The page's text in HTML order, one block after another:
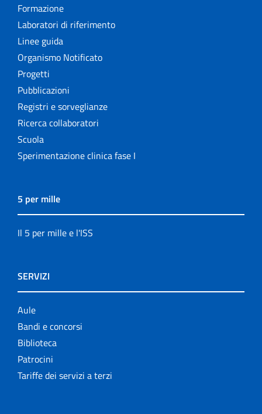
Formazione
Laboratori di riferimento
Linee guida
Organismo Notificato
Progetti
Pubblicazioni
Registri e sorveglianze
Ricerca collaboratori
Scuola
Sperimentazione clinica fase I
5 per mille
Il 5 per mille e l'ISS
SERVIZI
Aule
Bandi e concorsi
Biblioteca
Patrocini
Tariffe dei servizi a terzi